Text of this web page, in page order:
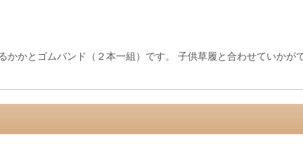
かかとゴムバンド（２本一組）です。 子供草履と合わせていか